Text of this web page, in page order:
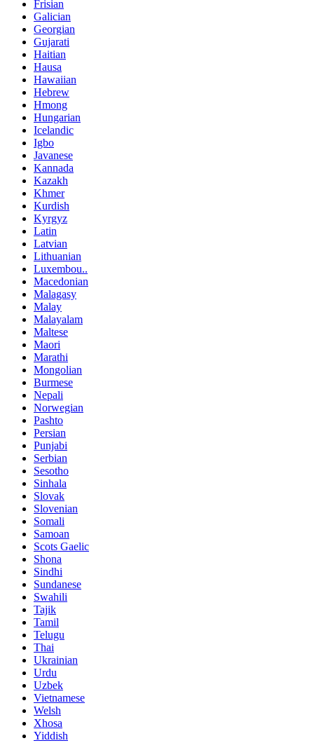
Frisian
Galician
Georgian
Gujarati
Haitian
Hausa
Hawaiian
Hebrew
Hmong
Hungarian
Icelandic
Igbo
Javanese
Kannada
Kazakh
Khmer
Kurdish
Kyrgyz
Latin
Latvian
Lithuanian
Luxembou..
Macedonian
Malagasy
Malay
Malayalam
Maltese
Maori
Marathi
Mongolian
Burmese
Nepali
Norwegian
Pashto
Persian
Punjabi
Serbian
Sesotho
Sinhala
Slovak
Slovenian
Somali
Samoan
Scots Gaelic
Shona
Sindhi
Sundanese
Swahili
Tajik
Tamil
Telugu
Thai
Ukrainian
Urdu
Uzbek
Vietnamese
Welsh
Xhosa
Yiddish